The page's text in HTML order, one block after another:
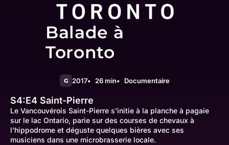
Balade à
Toronto
G 2017 26 min Documentaire
S4:E4 Saint-Pierre
Le Vancouvérois Saint-Pierre s'initie à la planche à pagaie
sur le lac Ontario, parie sur des courses de chevaux à
l'hippodrome et déguste quelques bières avec ses
musiciens dans une microbrasserie locale.